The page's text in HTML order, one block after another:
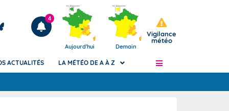
Articles
4
Aujourd'hui Demain
Vigilance
météo
ACTUALITÉS LA MÉTÉO DE A À Z